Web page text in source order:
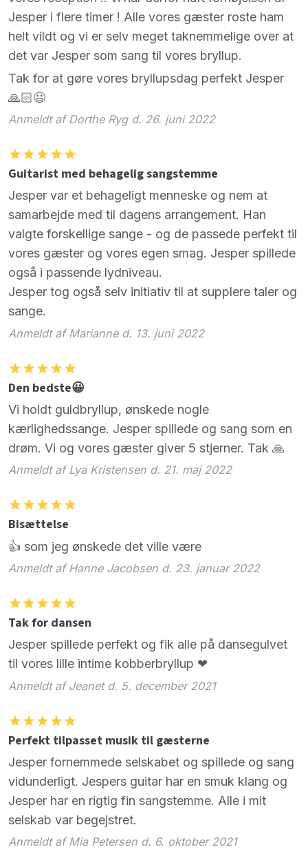
Jesper i flere timer ! Alle vores gæster roste ham
helt vildt og vi er selv meget taknemmelige over at
det var Jesper som sang til vores bryllup.
Tak for at gøre vores bryllupsdag perfekt Jesper
🙏🏻😃
Anmeldt af Dorthe Ryg d. 26. juni 2022
Guitarist med behagelig sangstemme
Jesper var et behageligt menneske og nem at
samarbejde med til dagens arrangement. Han
valgte forskellige sange - og de passede perfekt til
vores gæster og vores egen smag. Jesper spillede
også i passende lydniveau.
Jesper tog også selv initiativ til at supplere taler og
sange.
Anmeldt af Marianne d. 13. juni 2022
Den bedste😀
Vi holdt guldbryllup, ønskede nogle
kærlighedssange. Jesper spillede og sang som en
drøm. Vi og vores gæster giver 5 stjerner. Tak 🙏
Anmeldt af Lya Kristensen d. 21. maj 2022
Bisættelse
👍 som jeg ønskede det ville være
Anmeldt af Hanne Jacobsen d. 23. januar 2022
Tak for dansen
Jesper spillede perfekt og fik alle på dansegulvet
til vores lille intime kobberbryllup ❤
Anmeldt af Jeanet d. 5. december 2021
Perfekt tilpasset musik til gæsterne
Jesper fornemmede selskabet og spillede og sang
vidunderligt. Jespers guitar har en smuk klang og
Jesper har en rigtig fin sangstemme. Alle i mit
selskab var begejstret.
Anmeldt af Mia Petersen d. 6. oktober 2021